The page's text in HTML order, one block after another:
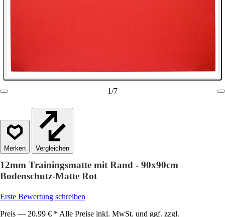
1/7
Vergleichen
12mm Trainingsmatte mit Rand - 90x90cm
Bodenschutz-Matte Rot
Erste Bewertung schreiben
Preis — 20,99 € * Alle Preise inkl. MwSt. und ggf. zzgl.